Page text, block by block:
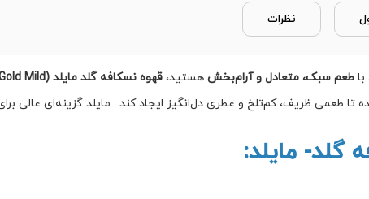
نظرات
طعم سبک، متعادل و آرام‌بخشهستید، قهوه نسکافه گلد مایلد (Nescafé Gold Mild)
تا طعمی ظریف، کم‌تلخ و عطری دل‌انگیز ایجاد کند. مایلد گزینه‌ای عالی
گلد- مایلد: